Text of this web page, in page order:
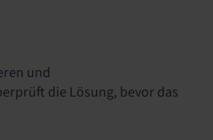
und
die Lösung, bevor das